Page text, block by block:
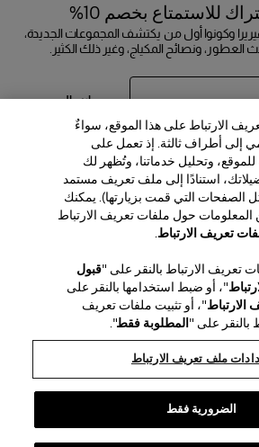
للاستمتاع بخصم 10%
هيريرا وكونوا أول من يكتشف المجموعات الجديدة،
العطور، ونصائح المكياج، وغير ذلك الكثير.
إرسال
اتصل بنا
الشحن والإرجاع للأزياء
الأسئلة الشائعة
مركز التفضيلات
الوظائف
chcarolinaherrera.com
(يفتح في نافذة جديدة)
الارتباط
شروط وأحكام البيع الخاصة بالجمال
شروط وأحكام البيع للموضة
سياسة ملفات تعريف الارتباط
الارتباط على هذا الموقع، سواءٌ
إلى أطراف ثالثة. إذ تعمل على
وتحليل خدماتنا، وتُظهر لك
استنادًا إلى ملف تعريف مستمد
التي قمت بزيارتها). يمكنك
حول ملفات تعريف الارتباط
تعريف الارتباط.
تعريف الارتباط بالنقر على "قبول
"، أو ضبط استخدامها بالنقر على
الارتباط"، أو تثبيت ملفات تعريف
بالنقر على " المطلوبة فقط".
ملف تعريف الارتباط
الضرورية فقط